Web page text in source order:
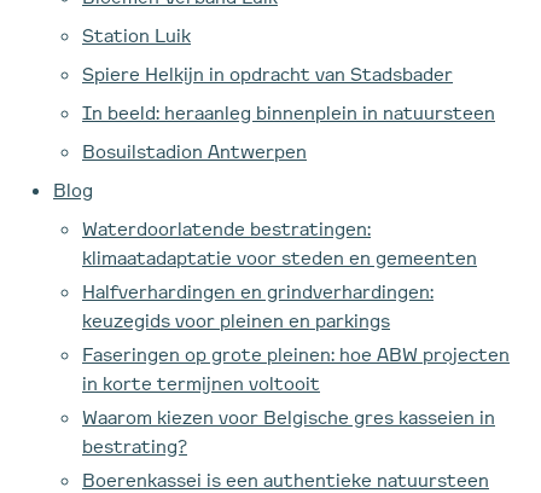
Station Luik
Spiere Helkijn in opdracht van Stadsbader
In beeld: heraanleg binnenplein in natuursteen
Bosuilstadion Antwerpen
Blog
Waterdoorlatende bestratingen:
klimaatadaptatie voor steden en gemeenten
Halfverhardingen en grindverhardingen:
keuzegids voor pleinen en parkings
Faseringen op grote pleinen: hoe ABW projecten
in korte termijnen voltooit
Waarom kiezen voor Belgische gres kasseien in
bestrating?
Boerenkassei is een authentieke natuursteen